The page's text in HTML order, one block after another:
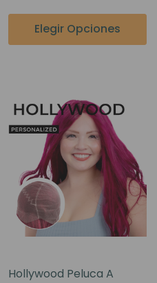
Elegir Opciones
Hollywood Peluca A